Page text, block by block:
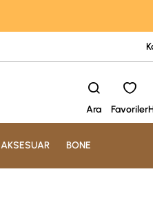
Ara Favoriler
AKSESUAR BONE